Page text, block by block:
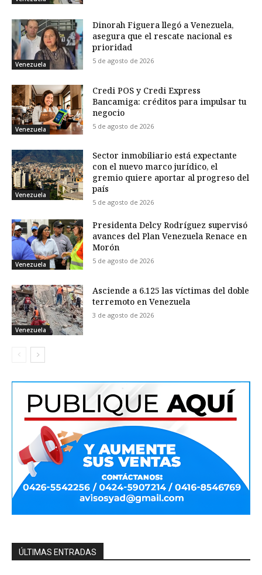
Venezuela
Dinorah Figuera llegó a Venezuela,
asegura que el rescate nacional es
prioridad
5 de agosto de 2026
Venezuela
Credi POS y Credi Express
Bancamiga: créditos para impulsar tu
negocio
5 de agosto de 2026
Venezuela
Sector inmobiliario está expectante
con el nuevo marco jurídico, el
gremio quiere aportar al progreso del
país
5 de agosto de 2026
Venezuela
Presidenta Delcy Rodríguez supervisó
avances del Plan Venezuela Renace en
Morón
5 de agosto de 2026
Venezuela
Asciende a 6.125 las víctimas del doble
terremoto en Venezuela
3 de agosto de 2026
ÚLTIMAS ENTRADAS